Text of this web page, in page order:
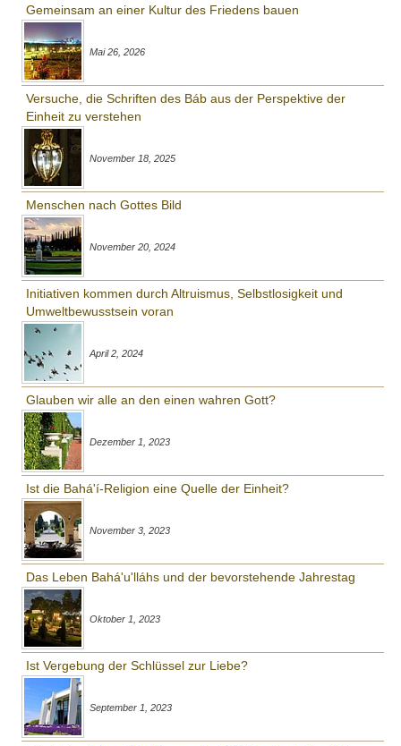
Gemeinsam an einer Kultur des Friedens bauen
Mai 26, 2026
Versuche, die Schriften des Báb aus der Perspektive der
Einheit zu verstehen
November 18, 2025
Menschen nach Gottes Bild
November 20, 2024
Initiativen kommen durch Altruismus, Selbstlosigkeit und
Umweltbewusstsein voran
April 2, 2024
Glauben wir alle an den einen wahren Gott?
Dezember 1, 2023
Ist die Bahá'í-Religion eine Quelle der Einheit?
November 3, 2023
Das Leben Bahá'u'lláhs und der bevorstehende Jahrestag
Oktober 1, 2023
Ist Vergebung der Schlüssel zur Liebe?
September 1, 2023